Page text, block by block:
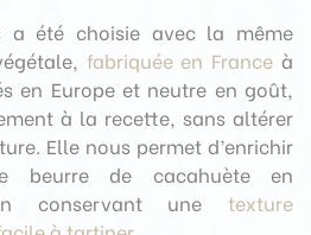
a été choisie avec la même
fabriquée en France à
en Europe et neutre en goût,
à la recette, sans altérer
Elle nous permet d’enrichir
beurre de cacahuète en
conservant une texture